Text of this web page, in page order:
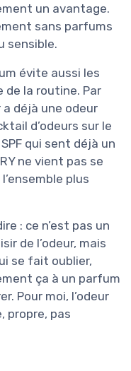
un avantage.
sans parfums
sensible.
évite aussi les
de la routine. Par
déjà une odeur
d’odeurs sur le
qui sent déjà un
ne vient pas se
plus
: ce n’est pas un
de l’odeur, mais
se fait oublier,
ça à un parfum
Pour moi, l’odeur
propre, pas